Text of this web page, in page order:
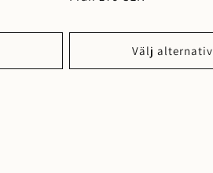
Välj alternativ